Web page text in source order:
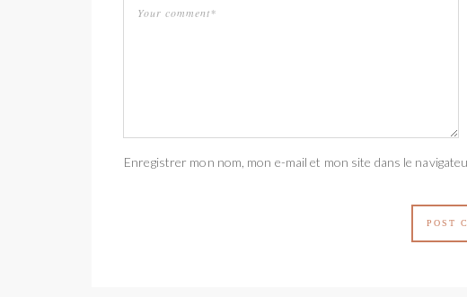
Enregistrer mon nom, mon e-mail et mon site dans le